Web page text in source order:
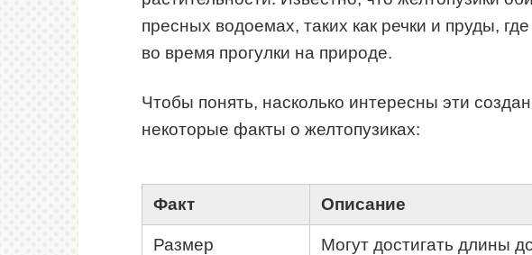
пресных водоемах, таких как речки и пруды,
во время прогулки на природе.
Чтобы понять, насколько интересны эти
некоторые факты о желтопузиках:
Факт Описание
Размер Могут достигать длины